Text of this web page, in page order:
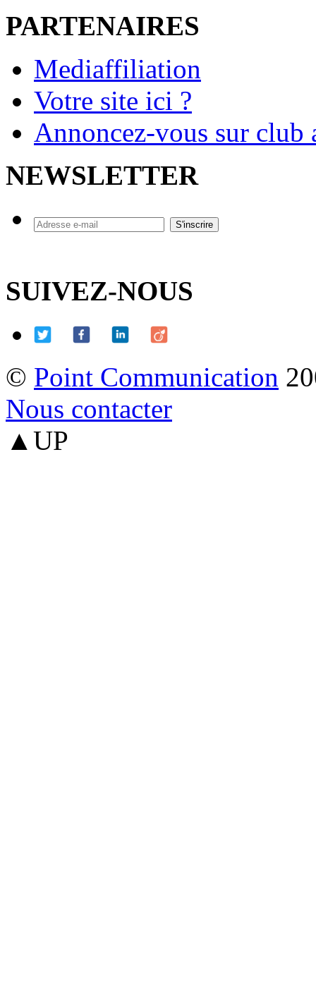
PARTENAIRES
Mediaffiliation
Votre site ici ?
Annoncez-vous sur
NEWSLETTER
SUIVEZ-NOUS
© Point Communication
Nous contacter
▲UP